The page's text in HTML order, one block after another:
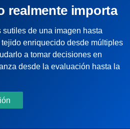
realmente importa
de una imagen hasta
enriquecido desde múltiples
a tomar decisiones en
desde la evaluación hasta la